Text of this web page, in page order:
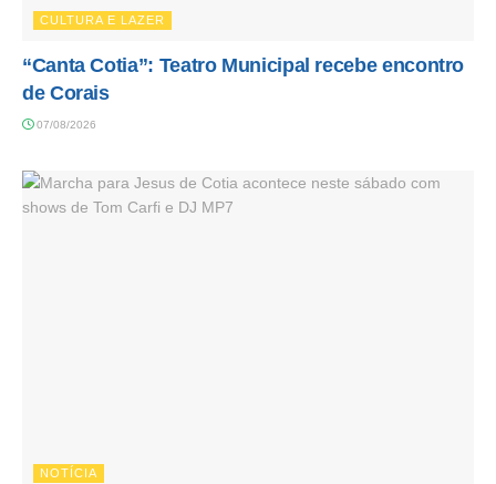
CULTURA E LAZER
“Canta Cotia”: Teatro Municipal recebe encontro
de Corais
07/08/2026
NOTÍCIA